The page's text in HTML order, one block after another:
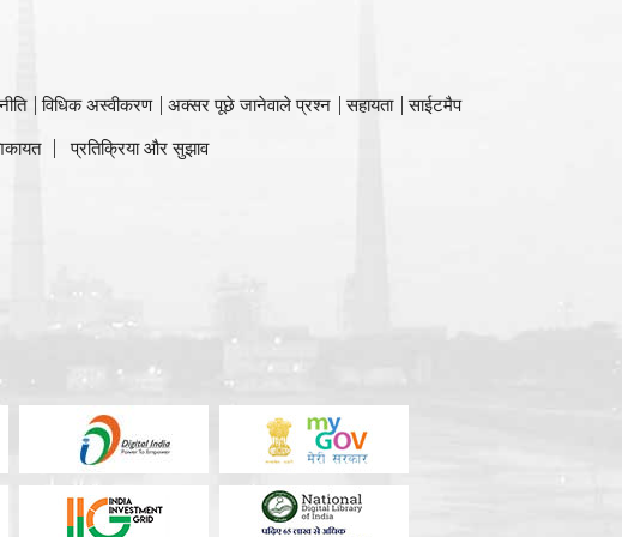
विधिक अस्वीकरण अक्सर पूछे जानेवाले प्रश्न सहायता
साईटमैप
प्रतिक्रिया और सुझाव